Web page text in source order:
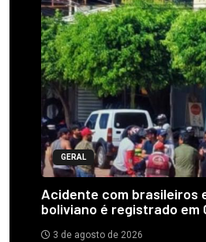
GERAL
Acidente com brasileiros
boliviano é registrado em
3 de agosto de 2026